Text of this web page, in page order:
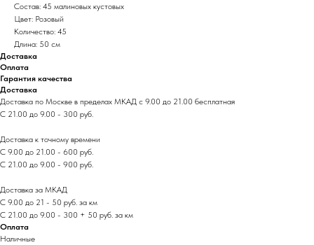
Состав: 45 малиновых кустовых
Цвет: Розовый
Количество: 45
Длина: 50 см
Доставка
Оплата
Гарантия качества
Доставка
Доставка по Москве в пределах МКАД с 9.00 до 21.00 бесплатная
С 21.00 до 9.00 - 300 руб.
Доставка к точному времени
С 9.00 до 21.00 - 600 руб.
С 21.00 до 9.00 - 900 руб.
Доставка за МКАД
С 9.00 до 21 - 50 руб. за км
С 21.00 до 9.00 - 300 + 50 руб. за км
Оплата
Наличные